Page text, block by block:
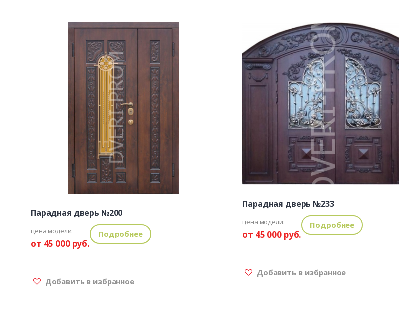
Парадная дверь №200
цена модели:
от 45 000 руб.
Подробнее
Добавить в избранное
Парадная дверь №233
цена модели:
от 45 000 руб.
Подробнее
Добавить в избранное